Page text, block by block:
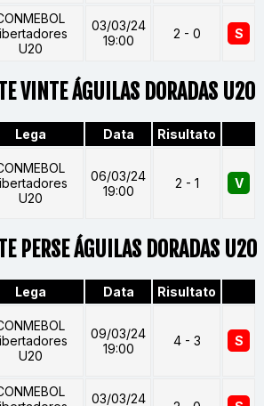
U20
03/03/24
19:00
2 - 0 S
VINTE ÁGUILAS DORADAS U20
Lega Data
Risultato
U20
06/03/24
19:00
2 - 1 V
PERSE ÁGUILAS DORADAS U20
Lega Data
Risultato
U20
09/03/24
19:00
4 - 3 S
03/03/24